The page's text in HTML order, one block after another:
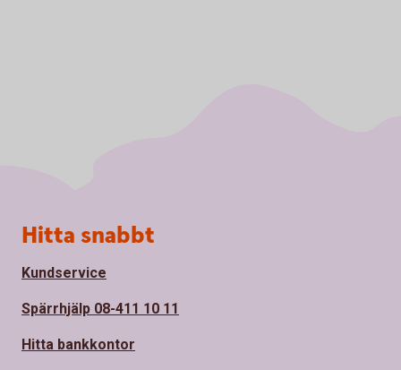
Sidfot
Hitta snabbt
Kundservice
Spärrhjälp 08-411 10 11
Hitta bankkontor